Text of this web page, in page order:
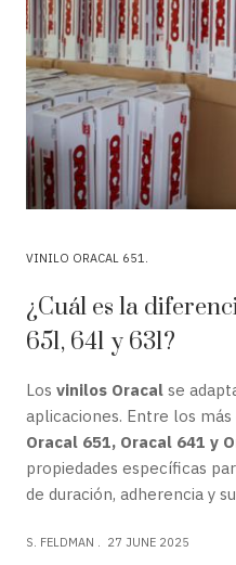
VINILO ORACAL 651
¿Cuál es la
651, 641 y 631?
Los vinilos Oracal se
aplicaciones. Entre los
Oracal 651, Oracal 641 y
propiedades específicas
de duración, adherencia y
S. FELDMAN 27 JUNE 2025